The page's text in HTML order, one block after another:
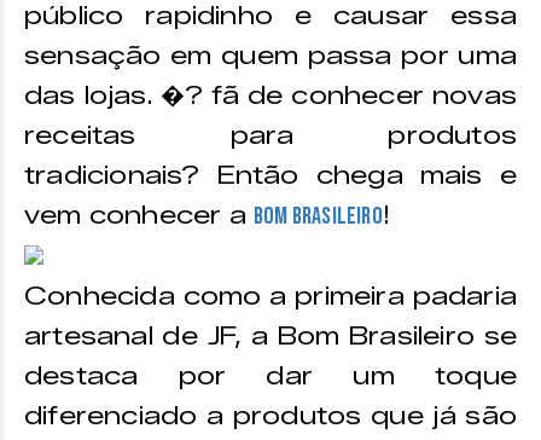
público rapidinho e causar essa
sensação em quem passa por uma
das lojas. �? fã de conhecer novas
receitas para produtos
tradicionais? Então chega mais e
vem conhecer a Bom Brasileiro!
Conhecida como a primeira padaria
artesanal de JF, a Bom Brasileiro se
destaca por dar um toque
diferenciado a produtos que já são